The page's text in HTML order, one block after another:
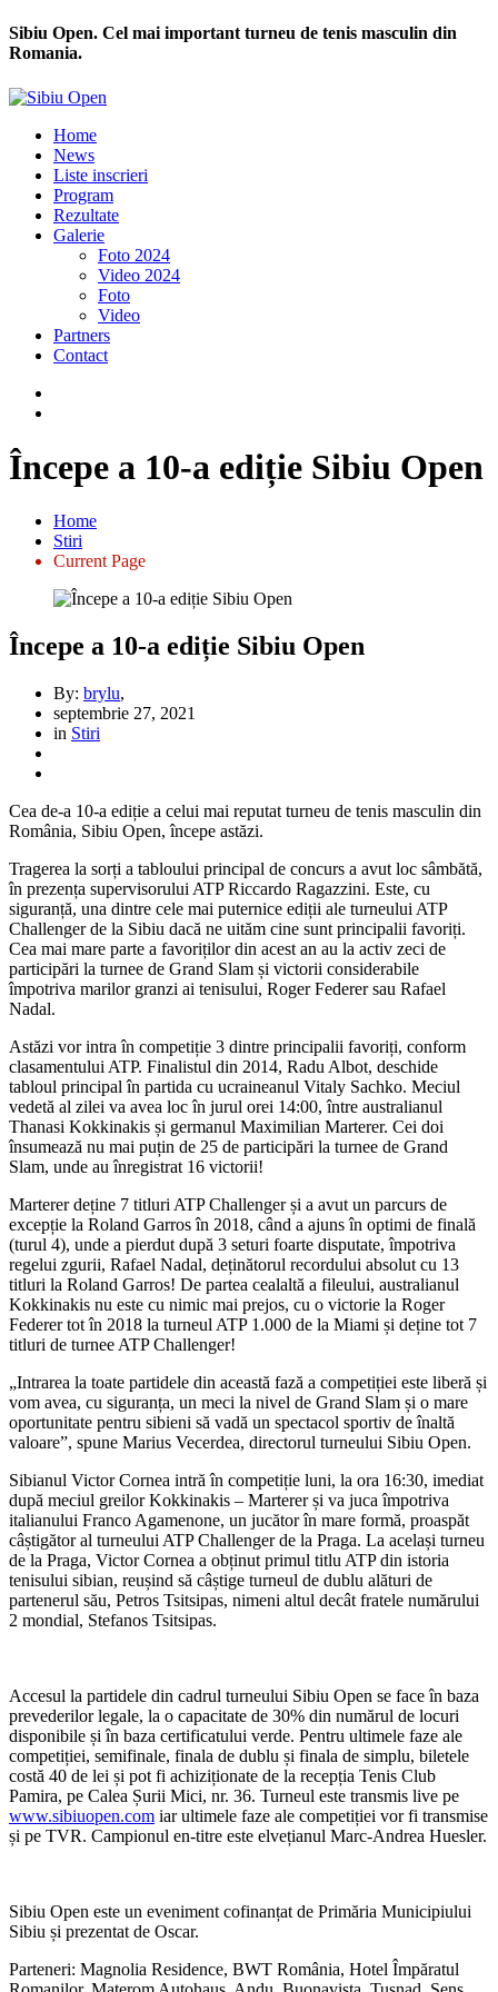
Sibiu Open. Cel mai important turneu de tenis masculin din
Romania.
Home
News
Liste inscrieri
Program
Rezultate
Galerie
Foto 2024
Video 2024
Foto
Video
Partners
Contact
Începe a 10-a ediție Sibiu Open
Home
Stiri
Current Page
Începe a 10-a ediție Sibiu Open
By: brylu,
septembrie 27, 2021
in Stiri
Cea de-a 10-a ediție a celui mai reputat turneu de tenis masculin din
România, Sibiu Open, începe astăzi.
Tragerea la sorți a tabloului principal de concurs a avut loc sâmbătă,
în prezența supervisorului ATP Riccardo Ragazzini. Este, cu
siguranță, una dintre cele mai puternice ediții ale turneului ATP
Challenger de la Sibiu dacă ne uităm cine sunt principalii favoriți.
Cea mai mare parte a favoriților din acest an au la activ zeci de
participări la turnee de Grand Slam și victorii considerabile
împotriva marilor granzi ai tenisului, Roger Federer sau Rafael
Nadal.
Astăzi vor intra în competiție 3 dintre principalii favoriți, conform
clasamentului ATP. Finalistul din 2014, Radu Albot, deschide
tabloul principal în partida cu ucraineanul Vitaly Sachko. Meciul
vedetă al zilei va avea loc în jurul orei 14:00, între australianul
Thanasi Kokkinakis și germanul Maximilian Marterer. Cei doi
însumează nu mai puțin de 25 de participări la turnee de Grand
Slam, unde au înregistrat 16 victorii!
Marterer deține 7 titluri ATP Challenger și a avut un parcurs de
excepție la Roland Garros în 2018, când a ajuns în optimi de finală
(turul 4), unde a pierdut după 3 seturi foarte disputate, împotriva
regelui zgurii, Rafael Nadal, deținătorul recordului absolut cu 13
titluri la Roland Garros! De partea cealaltă a fileului, australianul
Kokkinakis nu este cu nimic mai prejos, cu o victorie la Roger
Federer tot în 2018 la turneul ATP 1.000 de la Miami și deține tot 7
titluri de turnee ATP Challenger!
„Intrarea la toate partidele din această fază a competiției este liberă și
vom avea, cu siguranța, un meci la nivel de Grand Slam și o mare
oportunitate pentru sibieni să vadă un spectacol sportiv de înaltă
valoare”, spune Marius Vecerdea, directorul turneului Sibiu Open.
Sibianul Victor Cornea intră în competiție luni, la ora 16:30, imediat
după meciul greilor Kokkinakis – Marterer și va juca împotriva
italianului Franco Agamenone, un jucător în mare formă, proaspăt
câștigător al turneului ATP Challenger de la Praga. La același turneu
de la Praga, Victor Cornea a obținut primul titlu ATP din istoria
tenisului sibian, reușind să câștige turneul de dublu alături de
partenerul său, Petros Tsitsipas, nimeni altul decât fratele numărului
2 mondial, Stefanos Tsitsipas.
Accesul la partidele din cadrul turneului Sibiu Open se face în baza
prevederilor legale, la o capacitate de 30% din numărul de locuri
disponibile și în baza certificatului verde. Pentru ultimele faze ale
competiției, semifinale, finala de dublu și finala de simplu, biletele
costă 40 de lei și pot fi achiziționate de la recepția Tenis Club
Pamira, pe Calea Șurii Mici, nr. 36. Turneul este transmis live pe
www.sibiuopen.com iar ultimele faze ale competiției vor fi transmise
și pe TVR. Campionul en-titre este elvețianul Marc-Andrea Huesler.
Sibiu Open este un eveniment cofinanțat de Primăria Municipiului
Sibiu și prezentat de Oscar.
Parteneri: Magnolia Residence, BWT România, Hotel Împăratul